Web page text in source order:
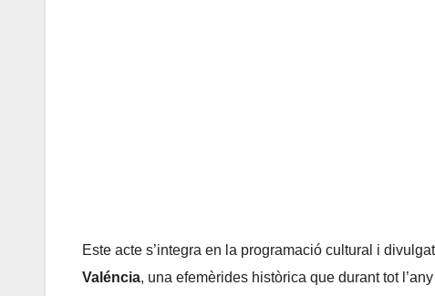
Este acte s’integra en la programació cultural i
Valéncia, una efemèrides històrica que durant tot